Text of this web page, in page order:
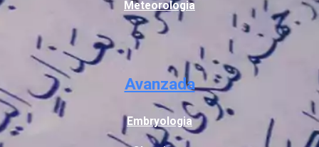
Meteorologia
Avanzada
Embryologia